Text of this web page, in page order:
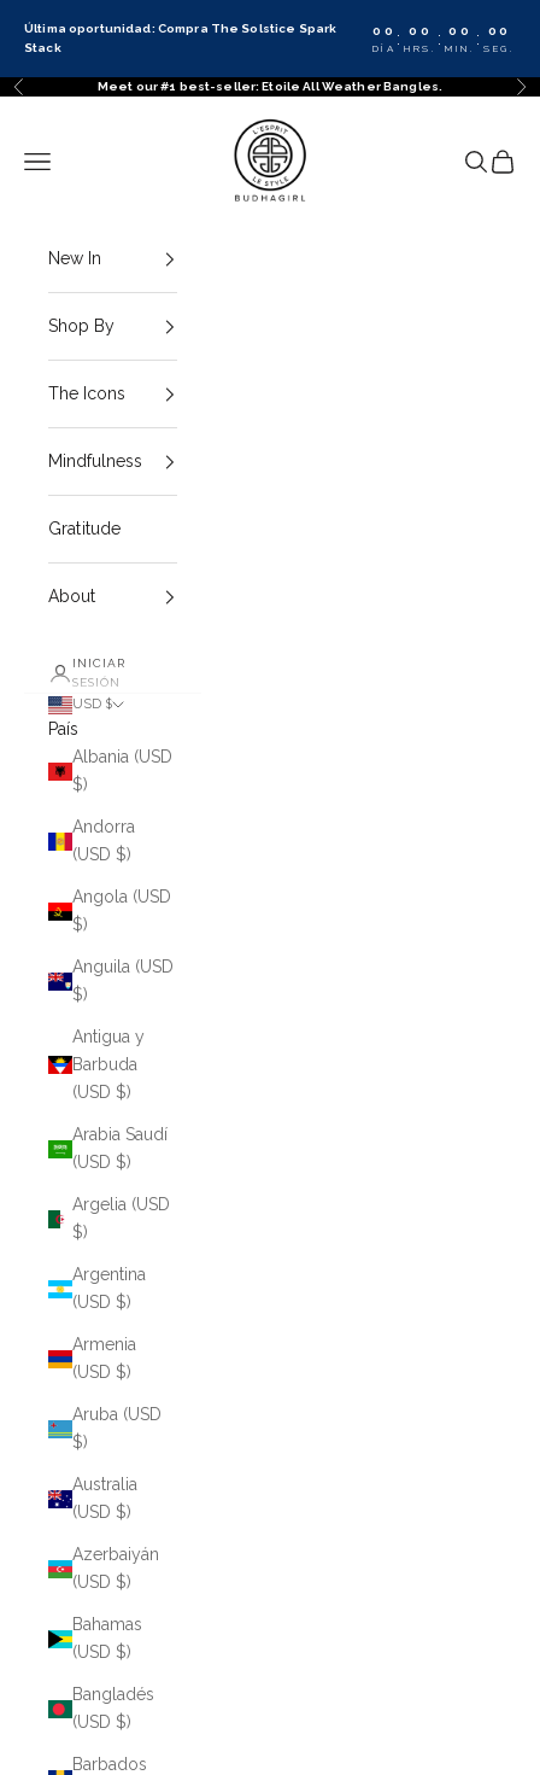
Última oportunidad: Compra The Solstice Spark
Stack
00
DÍA : 00
HRS. : 00
MIN. : 00
SEG.
Anterior Meet our #1 best-seller: Etoile All Weather Bangles.
BuDhaGirl
Menú
Buscar
Cesta
New In
Shop By
The Icons
Mindfulness
Gratitude
About
INICIAR
SESIÓN
USD $
País
Albania (USD
$)
Andorra
(USD $)
Angola (USD
$)
Anguila (USD
$)
Antigua y
Barbuda
(USD $)
Arabia Saudí
(USD $)
Argelia (USD
$)
Argentina
(USD $)
Armenia
(USD $)
Aruba (USD
$)
Australia
(USD $)
Azerbaiyán
(USD $)
Bahamas
(USD $)
Bangladés
(USD $)
Barbados